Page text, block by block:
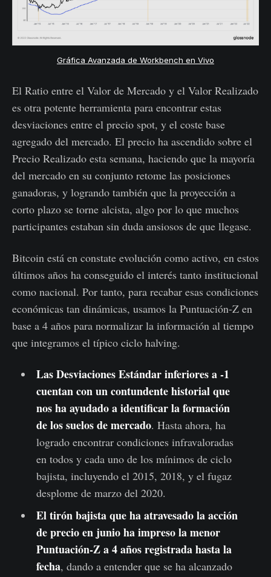
Gráfica Avanzada de Workbench en Vivo
El Ratio entre el Valor de Mercado y el Valor Realizado
es otra potente herramienta para encontrar estas
desviaciones entre el precio spot, y el coste base
agregado del mercado. El precio ha ascendido sobre el
Precio Realizado esta semana, haciendo que la mayoría
del mercado en su conjunto retome las posiciones
ganadoras, y logrando también que la proyección a
corto plazo se torne alcista, algo por lo que muchos
participantes estaban sin duda ansiosos de que llegase.
Bitcoin está en constate evolución como activo, en estos
últimos años ha conseguido el interés tanto institucional
como nacional. Por tanto, para recabar esas condiciones
económicas tan dinámicas, usamos la Puntuación-Z en
base a 4 años para normalizar la información al tiempo
que integramos el típico ciclo halving.
Las Desviaciones Estándar inferiores a -1
cuentan con un contundente historial que
nos ha ayudado a identificar la formación
de los suelos de mercado. Hasta ahora, ha
logrado encontrar condiciones infravaloradas
en todos y cada uno de los mínimos de ciclo
bajista, incluyendo el 2015, 2018, y el fugaz
desplome de marzo del 2020.
El tirón bajista que ha atravesado la acción
de precio en junio ha impreso la menor
Puntuación-Z a 4 años registrada hasta la
fecha, dando a entender que se ha alcanzado